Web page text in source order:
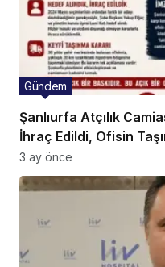
Şanlıurfa Atçılık
İhraç Edildi, Ofisin
Gündem
3 ay önce